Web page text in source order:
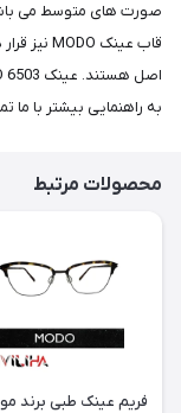
صورت های متوسط می
به راهنمایی بیشتر با ما
محصولات مرتبط
فریم عینک طبی برند